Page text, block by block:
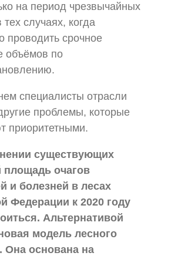
на период чрезвычайных
тех случаях, когда
проводить срочное
объёмов по
специалисты отрасли
проблемы, которые
приоритетными.
существующих
площадь очагов
и болезней в лесах
Федерации к 2020 году
Альтернативой
модель лесного
Она основана на